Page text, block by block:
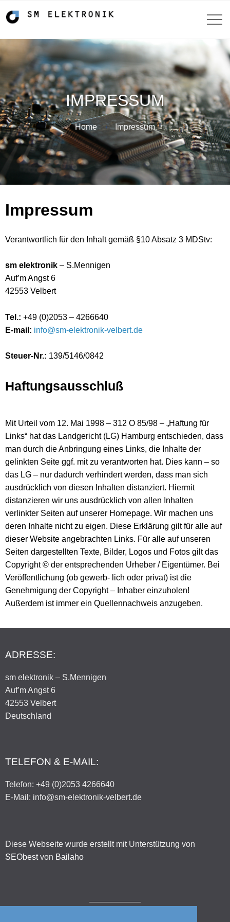
IMPRESSUM
Home Impressum
Impressum
Verantwortlich für den Inhalt gemäß §10 Absatz 3 MDStv:
sm elektronik – S.Mennigen
Auf’m Angst 6
42553 Velbert
Tel.: +49 (0)2053 – 4266640
E-mail: info@sm-elektronik-velbert.de
Steuer-Nr.: 139/5146/0842
Haftungsausschluß
Mit Urteil vom 12. Mai 1998 – 312 O 85/98 – „Haftung für
Links“ hat das Landgericht (LG) Hamburg entschieden, dass
man durch die Anbringung eines Links, die Inhalte der
gelinkten Seite ggf. mit zu verantworten hat. Dies kann – so
das LG – nur dadurch verhindert werden, dass man sich
ausdrücklich von diesen Inhalten distanziert. Hiermit
distanzieren wir uns ausdrücklich von allen Inhalten
verlinkter Seiten auf unserer Homepage. Wir machen uns
deren Inhalte nicht zu eigen. Diese Erklärung gilt für alle auf
dieser Website angebrachten Links. Für alle auf unseren
Seiten dargestellten Texte, Bilder, Logos und Fotos gilt das
Copyright © der entsprechenden Urheber / Eigentümer. Bei
Veröffentlichung (ob gewerb- lich oder privat) ist die
Genehmigung der Copyright – Inhaber einzuholen!
Außerdem ist immer ein Quellennachweis anzugeben.
ADRESSE:
sm elektronik – S.Mennigen
Auf’m Angst 6
42553 Velbert
Deutschland
TELEFON & E-MAIL:
Telefon: +49 (0)2053 4266640
E-Mail: info@sm-elektronik-velbert.de
Diese Webseite wurde erstellt mit Unterstützung von
SEObestvon Bailaho